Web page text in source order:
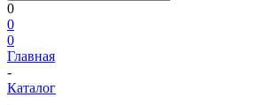
0
0
0
Главная
-
Каталог